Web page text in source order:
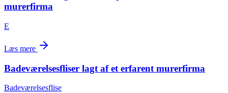
murerfirma
E
Læs mere
Badeværelsesfliser lagt af et erfarent murerfirma
Badeværelsesflise